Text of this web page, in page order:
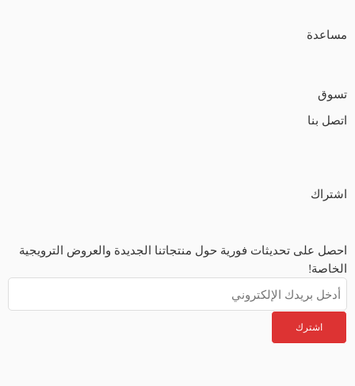
مساعدة
تسوق
اتصل بنا
اشتراك
احصل على تحديثات فورية حول منتجاتنا الجديدة والعروض الترويجية
الخاصة!